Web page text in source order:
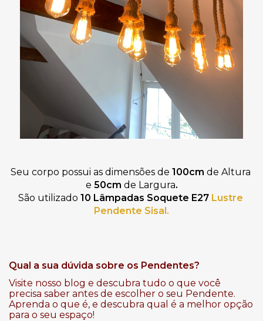
Seu corpo possui as dimensões de 100cm de Altura
e 50cm de Largura.
São utilizado 10 Lâmpadas Soquete E27 Lustre
Pendente Sisal.
Qual a sua dúvida sobre os Pendentes?
Visite nosso blog e descubra tudo o que você
precisa saber antes de escolher o seu Pendente.
Aprenda o que é, e descubra qual é a melhor opção
para o seu espaço!